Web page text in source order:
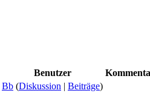
Benutzer
Bb (Diskussion | Beiträge)